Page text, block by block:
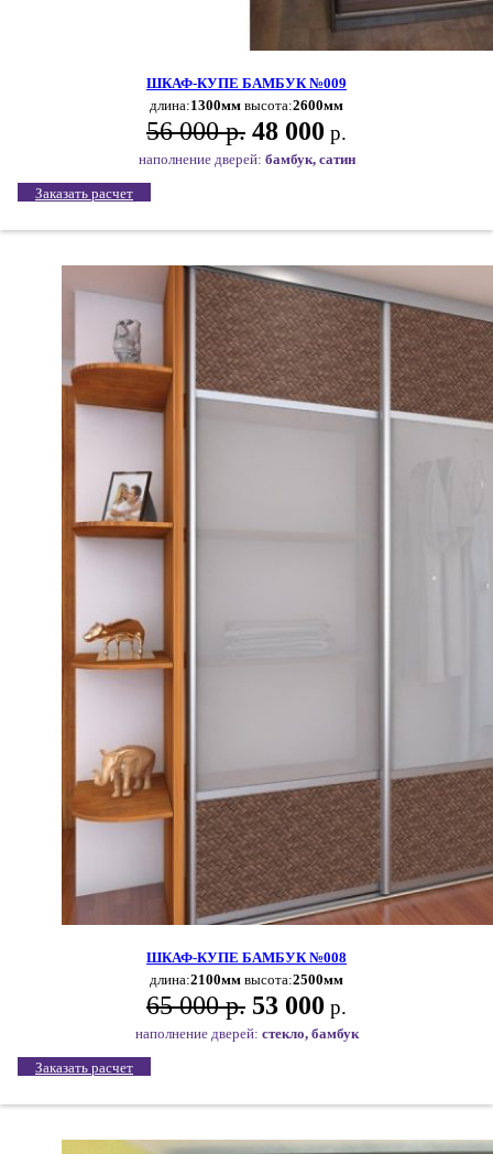
ШКАФ-КУПЕ БАМБУК №009
длина:1300мм высота:2600мм
56 000 р. 48 000 р.
наполнение дверей: бамбук, сатин
Заказать расчет
ШКАФ-КУПЕ БАМБУК №008
длина:2100мм высота:2500мм
65 000 р. 53 000 р.
наполнение дверей: стекло, бамбук
Заказать расчет